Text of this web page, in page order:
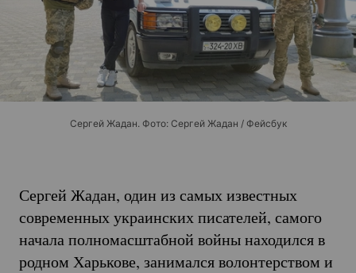
Сергей Жадан. Фото: Сергей Жадан / Фейсбук
Сергей Жадан, один из самых известных
современных украинских писателей, самого
начала полномасштабной войны находился в
родном Харькове, занимался волонтерством и